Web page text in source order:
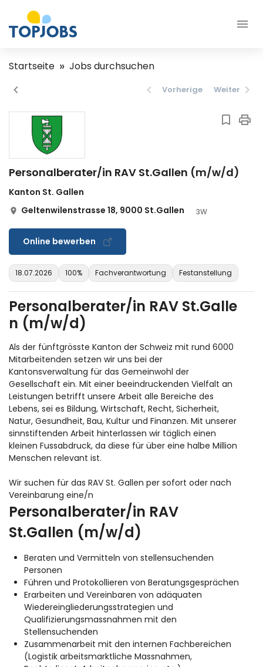
Startseite Jobs durchsuchen
Vorherige Weiter
Personalberater/in RAV St.Gallen (m/w/d)
Kanton St. Gallen
Geltenwilenstrasse 18, 9000 St.Gallen
3W
Online bewerben
18.07.2026 100% Fachverantwortung Festanstellung
Personalberater/in RAV St.Galle
n (m/w/d)
Als der fünftgrösste Kanton der Schweiz mit rund 6000
Mitarbeitenden setzen wir uns bei der
Kantonsverwaltung für das Gemeinwohl der
Gesellschaft ein. Mit einer beeindruckenden Vielfalt an
Leistungen betrifft unsere Arbeit alle Bereiche des
Lebens, sei es Bildung, Wirtschaft, Recht, Sicherheit,
Natur, Gesundheit, Bau, Kultur und Finanzen. Mit unserer
sinnstiftenden Arbeit hinterlassen wir täglich einen
kleinen Fussabdruck, da diese für über eine halbe Million
Menschen relevant ist.
Wir suchen für das RAV St. Gallen per sofort oder nach
Vereinbarung eine/n
Personalberater/in RAV
St.Gallen (m/w/d)
Beraten und Vermitteln von stellensuchenden
Personen
Führen und Protokollieren von Beratungsgesprächen
Erarbeiten und Vereinbaren von adäquaten
Wiedereingliederungsstrategien und
Qualifizierungsmassnahmen mit den
Stellensuchenden
Zusammenarbeit mit den internen Fachbereichen
(Logistik arbeitsmarktliche Massnahmen,